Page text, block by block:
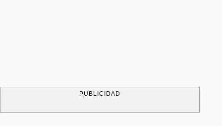
PUBLICIDAD